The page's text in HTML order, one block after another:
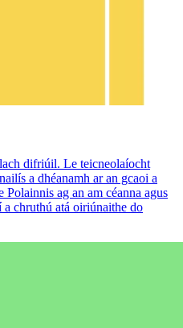
difriúil. Le teicneolaíocht
a dhéanamh ar an gcaoi a
ag an am céanna agus
a chruthú atá oiriúnaithe do